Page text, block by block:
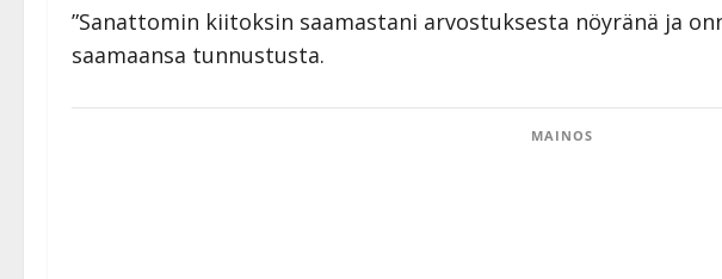
”Sanattomin kiitoksin saamastani arvostuksesta nöyränä ja
saamaansa tunnustusta.
MAINOS